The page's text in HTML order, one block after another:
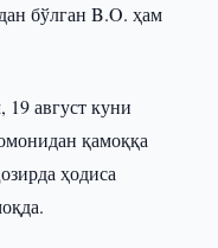
бўлган B.O. ҳам
август куни
қамоққа
ҳодиса